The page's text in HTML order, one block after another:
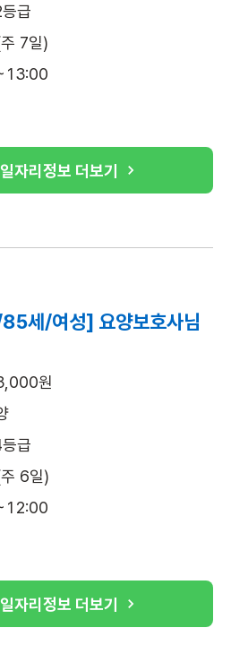
급
7일)
일자리정보 더보기
세/여성] 요양보호사님
원
급
6일)
일자리정보 더보기